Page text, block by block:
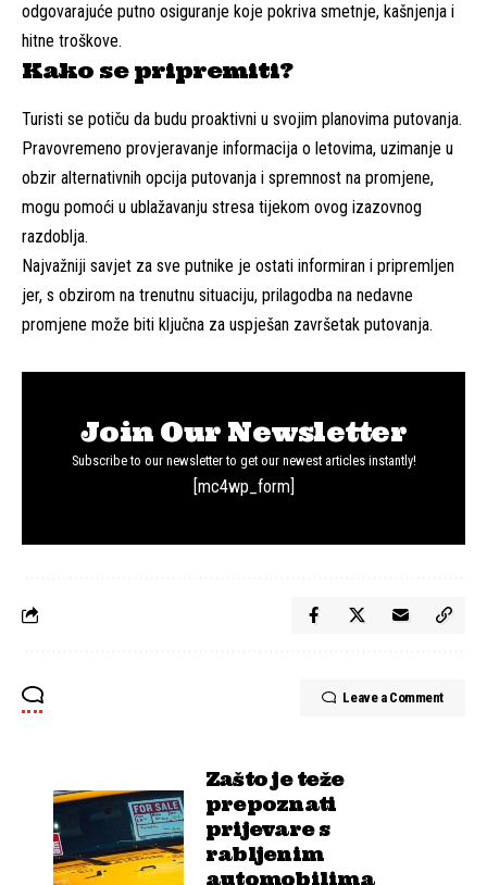
odgovarajuće putno osiguranje koje pokriva smetnje, kašnjenja i
hitne troškove.
Kako se pripremiti?
Turisti se potiču da budu proaktivni u svojim planovima putovanja.
Pravovremeno provjeravanje informacija o letovima, uzimanje u
obzir alternativnih opcija putovanja i spremnost na promjene,
mogu pomoći u ublažavanju stresa tijekom ovog izazovnog
razdoblja.
Najvažniji savjet za sve putnike je ostati informiran i pripremljen
jer, s obzirom na trenutnu situaciju, prilagodba na nedavne
promjene može biti ključna za uspješan završetak putovanja.
Join Our Newsletter
Subscribe to our newsletter to get our newest articles instantly!
[mc4wp_form]
Leave a Comment
Zašto je teže
prepoznati
prijevare s
rabljenim
automobilima